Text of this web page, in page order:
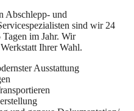
Abschlepp- und
sind wir 24
im Jahr. Wir
Ihrer Wahl.
Ausstattung